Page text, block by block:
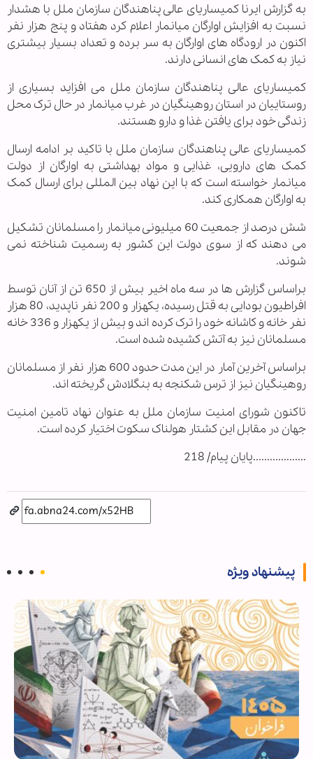
به گزارش ایرنا کمیساریای عالی پناهندگان سازمان ملل با هشدار
نسبت به افزایش اوارگان میانمار اعلام کرد هفتاد و پنج هزار نفر
اکنون در ارودگاه های اوارگان به سر برده و تعداد بسیار بیشتری
نیاز به کمک های انسانی دارند.
کمیساریای عالی پناهندگان سازمان ملل می افزاید بسیاری از
روستاییان در استان روهینگیان در غرب میانمار در حال ترک محل
زندگی خود برای یافتن غذا و دارو هستند.
کمیساریای عالی پناهندگان سازمان ملل با تاکید بر ادامه ارسال
کمک های دارویی، غذایی و مواد بهداشتی به اوارگان از دولت
میانمار خواسته است که با این نهاد بین المللی برای ارسال کمک
به اوارگان همکاری کند.
شش درصد از جمعیت 60 میلیونی میانمار را مسلمانان تشکیل
می دهند که از سوی دولت این کشور به رسمیت شناخته نمی
شوند.
براساس گزارش ها در سه ماه اخیر بیش از 650 تن از آنان توسط
افراطیون بودایی به قتل رسیده، یکهزار و 200 نفر ناپدید، 80 هزار
نفر خانه و کاشانه خود را ترک کرده اند و بیش از یکهزار و 336 خانه
مسلمانان نیز به آتش کشیده شده است.
براساس آخرین آمار در این مدت حدود 600 هزار نفر از مسلمانان
روهینگیان نیز از ترس شکنجه به بنگلادش گریخته اند.
تاکنون شورای امنیت سازمان ملل به عنوان نهاد تامین امنیت
جهان در مقابل این کشتار هولناک سکوت اختیار کرده است.
...................پایان پیام/ 218
پیشنهاد ویژه